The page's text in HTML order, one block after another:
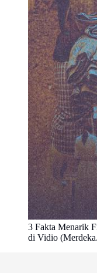
3 Fakta Menarik
di Vidio